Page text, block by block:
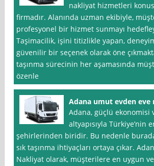
nakliyat hizmetleri
firmadır. Alanında uzman ekibiyle,
profesyonel bir hizmet sunmayı
Taşimacilik, işini titizlikle yapan,
güvenilir bir seçenek olarak öne
taşınma sürecinin her aşamasında
özenle
Adana umut evden eve
Adana, güçlü ekonomisi
altyapısıyla Türkiye’nin
şehirlerinden biridir. Bu nedenle burada
sık taşınma ihtiyaçları ortaya çıkar.
Nakliyat olarak, müşterilere en uygun